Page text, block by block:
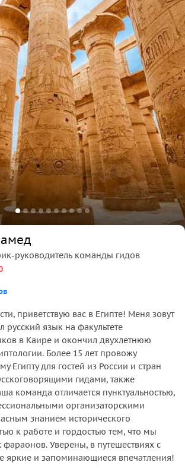
Хатшепсут — 12$;
Хабу — 8$;
"Звук и Свет" в храме Карнак — 33$ (по
путешественников — прогулка по Нилу
от продолжительности и количества
бесплатно, студентам и детям 6-12 лет
в отеле в Луксоре. Если вам нужна
отелей, то мы готовы помочь.
руководитель команды гидов
приветствую вас в Египте! Меня зовут
русский язык на факультете
в Каире и окончил двухлетнюю
Более 15 лет провожу
Египту для гостей из России и стран
гидами, также
команда отличается пунктуальностью,
организаторскими
знанием исторического
к работе и гордостью тем, что мы
Уверены, в путешествиях с
яркие и запоминающиеся впечатления!